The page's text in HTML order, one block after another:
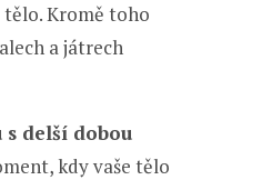
tělo. Kromě toho
a játrech
delší dobou
kdy vaše tělo